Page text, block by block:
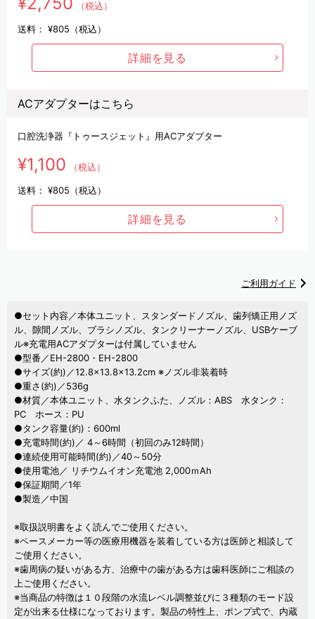
（税込）
送料： ¥805（税込）
詳細を見る
ACアダプターはこちら
口腔洗浄器『トゥースジェット』用ACアダプター
¥1,100 （税込）
送料： ¥805（税込）
詳細を見る
ご利用ガイド
●セット内容／本体ユニット、スタンダードノズル、歯列矯正用ノズ
ル、隙間ノズル、ブラシノズル、タンクリーナーノズル、USBケーブ
ル※充電用ACアダプターは付属していません
●型番／EH-2800・EH-2800
●サイズ(約)／12.8×13.8×13.2cm ※ノズル非装着時
●重さ(約)／536g
●材質／本体ユニット、水タンクふた、ノズル：ABS 水タンク：
PC ホース：PU
●タンク容量(約)：600ml
●充電時間(約)／ 4～6時間（初回のみ12時間）
●連続使用可能時間(約)／40～50分
●使用電池／ リチウムイオン充電池 2,000ｍAh
●保証期間／1年
●製造／中国
※取扱説明書をよく読んでご使用ください。
※ペースメーカー等の医療用機器を装着している方は医師と相談して
ご使用ください。
※歯周病の疑いがある方、治療中の歯がある方は歯科医師にご相談の
上ご使用ください。
※当商品の特徴は１０段階の水流レベル調整並びに３種類のモード設
定が出来る仕様になっております。製品の特性上、ポンプ式で、内蔵